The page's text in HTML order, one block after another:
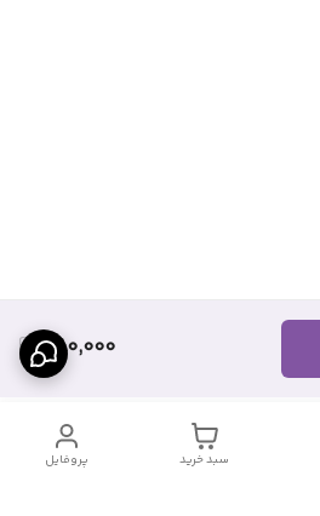
880,000
پروفایل سبد خرید